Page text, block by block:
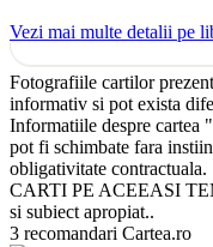
Vezi mai multe detalii pe
Fotografiile cartilor
informativ si pot exista
Informatiile despre
pot fi schimbate fara
obligativitate contractuala.
CARTI PE ACEEASI
si subiect apropiat..
3 recomandari Cartea.ro